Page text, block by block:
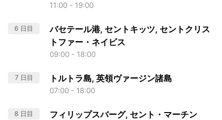
11:00 - 19:00
6 日目
バセテール港, セントキッツ, セントクリス
トファー・ネイビス
09:00 - 18:00
7 日目 トルトラ島, 英領ヴァージン諸島
07:00 - 18:00
8 日目 フィリップスバーグ, セント・マーチン